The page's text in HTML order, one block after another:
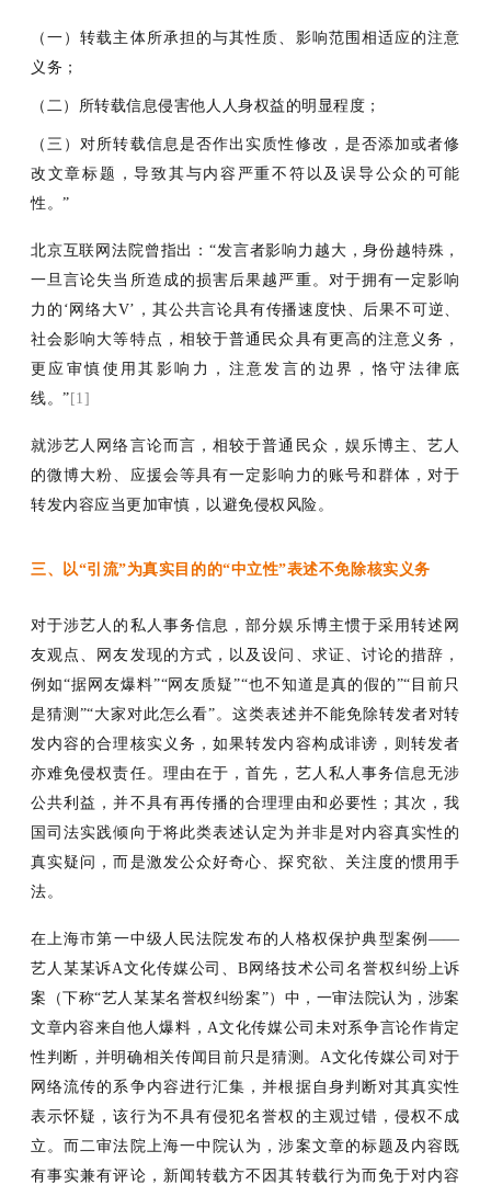
（一）转载主体所承担的与其性质、影响范围相适应的注意
义务；
（二）所转载信息侵害他人人身权益的明显程度；
（三）对所转载信息是否作出实质性修改，是否添加或者修
改文章标题，导致其与内容严重不符以及误导公众的可能
性。”
北京互联网法院曾指出：“发言者影响力越大，身份越特殊，
一旦言论失当所造成的损害后果越严重。对于拥有一定影响
力 的 ‘ 网络大V’ ，其公共言论具有传播速度快、后果不可逆、
社会影响大等特点，相较于普通民众具有更高的注意义务，
更应审慎使用其影响力，注意发言的边界，恪守法律底
线。” [1]
就涉艺人网络言论而言，相较于普通民众，娱乐博主、艺人
的微博大粉、应援会等具有一定影响力的账号和群体，对于
转发内容应当更加审慎，以避免侵权风险。
三、以“引流”为真实目的的“中立性”表述不免除核实义务
对于涉艺人的私人事务信息，部分娱乐博主惯于采用转述网
友观点、网友发现的方式，以及设问、求证、讨论的措辞，
例如“据网友爆料”“网友质疑”“也不知道是真的假的”“目前只
是猜测”“大家对此怎么看”。这类表述并不能免除转发者对转
发内容的合理核实义务，如果转发内容构成诽谤，则转发者
亦难免侵权责任。理由在于，首先，艺人私人事务信息无涉
公共利益，并不具有再传播的合理理由和必要性；其次，我
国司法实践倾向于将此类表述认定为并非是对内容真实性的
真实疑问，而是激发公众好奇心、探究欲、关注度的惯用手
法。
在上海市第一中级人民法院发布的人格权保护典型案例 ——
艺人某某诉A文化传媒公司、B网络技术公司名誉权纠纷上诉
案（下称“艺人某某名誉权纠纷案”）中，一审法院认为，涉案
文章内容来自他人爆料，A文化传媒公司未对系争言论作肯定
性判断，并明确相关传闻目前只是猜测。A文化传媒公司对于
网络流传的系争内容进行汇集，并根据自身判断对其真实性
表示怀疑，该行为不具有侵犯名誉权的主观过错，侵权不成
立。而二审法院上海一中院认为，涉案文章的标题及内容既
有事实兼有评论，新闻转载方不因其转载行为而免于对内容